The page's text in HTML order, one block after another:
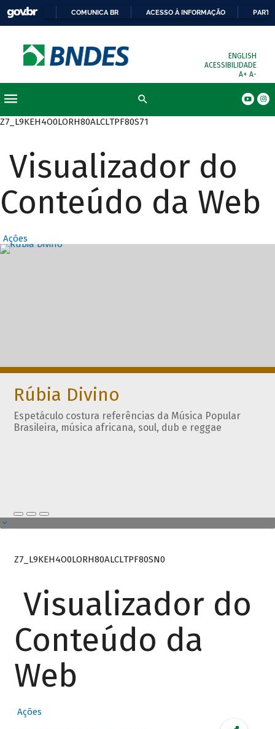
COMUNICA BR ACESSO À INFORMAÇÃO
ENGLISH
ACESSIBILIDADE
A+ A-
Z7_L9KEH4O0LORH80ALCLTPF80S71
Visualizador do
Conteúdo da Web
Ações
Destaques
Rúbia Divino
Espetáculo costura referências da Música Popular
Brasileira, música africana, soul, dub e reggae
Z7_L9KEH4O0LORH80ALCLTPF80SN0
Visualizador do
Conteúdo da
Web
Ações